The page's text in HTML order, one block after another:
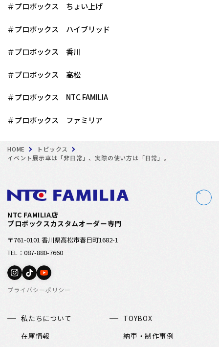
＃プロボックス ちょい上げ
＃プロボックス ハイブリッド
＃プロボックス 香川
＃プロボックス 高松
＃プロボックス NTC FAMILIA
＃プロボックス ファミリア
HOME
トピックス
イベント展示車は「非日常」、実際の使い方は「日常」。
NTC FAMILIA店
プロボックスカスタムオーダー専門
〒761-0101 香川県高松市春日町1682-1
TEL：087-880-7660
プライバシーポリシー
私たちについて
TOYBOX
在庫情報
納車・制作事例